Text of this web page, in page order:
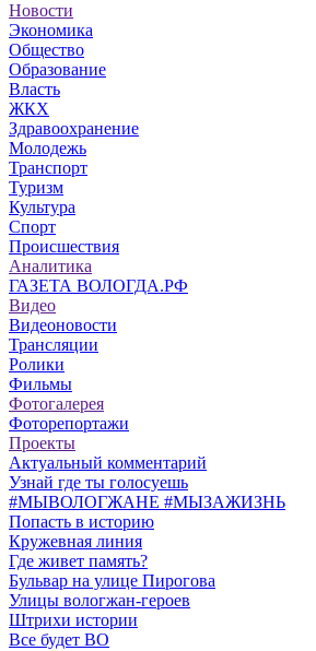
Новости
Экономика
Общество
Образование
Власть
ЖКХ
Здравоохранение
Молодежь
Транспорт
Туризм
Культура
Спорт
Происшествия
Аналитика
ГАЗЕТА ВОЛОГДА.РФ
Видео
Видеоновости
Трансляции
Ролики
Фильмы
Фотогалерея
Фоторепортажи
Проекты
Актуальный комментарий
Узнай где ты голосуешь
#МЫВОЛОГЖАНЕ #МЫЗАЖИЗНЬ
Попасть в историю
Кружевная линия
Где живет память?
Бульвар на улице Пирогова
Улицы вологжан-героев
Штрихи истории
Все будет ВО